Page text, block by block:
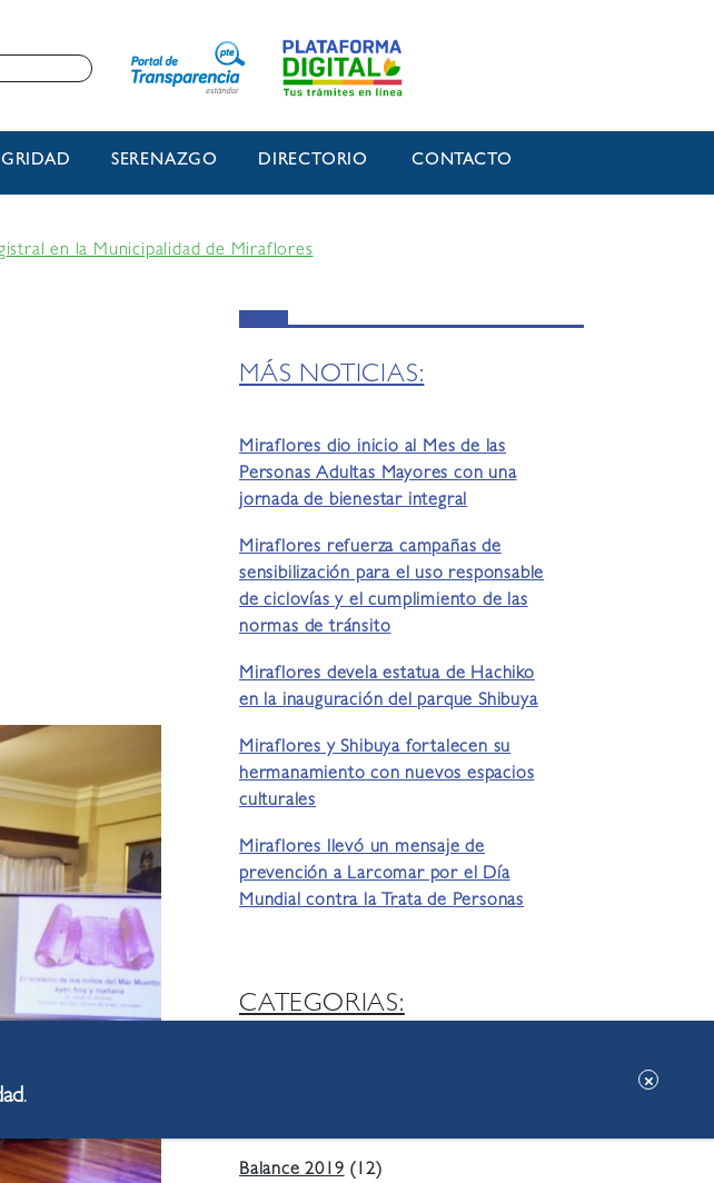
SERENAZGO DIRECTORIO CONTACTO
en la Municipalidad de Miraflores
MÁS NOTICIAS:
Miraflores dio inicio al Mes de las
Personas Adultas Mayores con una
jornada de bienestar integral
Miraflores refuerza campañas de
sensibilización para el uso responsable
de ciclovías y el cumplimiento de las
normas de tránsito
Miraflores devela estatua de Hachiko
en la inauguración del parque Shibuya
Miraflores y Shibuya fortalecen su
hermanamiento con nuevos espacios
culturales
Miraflores llevó un mensaje de
prevención a Larcomar por el Día
Mundial contra la Trata de Personas
CATEGORIAS:
Balance 2019(12)
.